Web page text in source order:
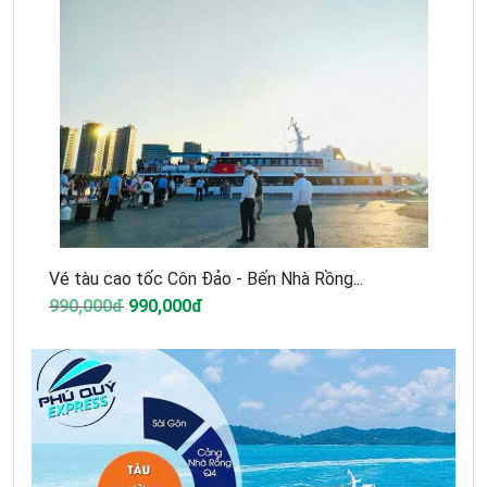
Vé tàu cao tốc Côn Đảo - Bến Nhà Rồng...
990,000đ 990,000đ